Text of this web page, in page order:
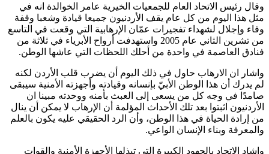
وقال رئيس الاتحاد العام للجمعيات الخيرية عامر الخوالدة انه في
مثل هذا اليوم من كل عام يقف الأردنيون جميعا قيادة وشعبا وقفة
وفاء وإجلال لشهداء تفجيرات عمّان الإرهابية التي وقعت في التاسع
من تشرين الثاني عام 2005 واستهدفت أرواح الأبرياء في ثلاثة من
فنادق العاصمة في واحدة من أحلك اللحظات التي عاشها الوطن.
واشار ان الارهاب حاول في ذلك اليوم أن يضرب قلب الأردن لكنه
لم يدرك أن هذا الوطن الأبيّ بإنسانه وقيادته وأجهزته الأمنية سيبقى
صامدًا في وجه كل من يسعى إلى العبث بأمنه ووحدته مبينا ان
الأردنيون اثبتوا بعد تلك الأحداث المؤلمة أن الإرهاب لا يمكن أن ينال
من إرادة الحياة في هذا الوطن، وأن الرد الحقيقي عليه يكون بالعلم
والمعرفة وبناء الإنسان الواعي.
واشاد الاتحاد بالجهود الكبيرة التي تبذلها الأجهزة الأمنية والقوات